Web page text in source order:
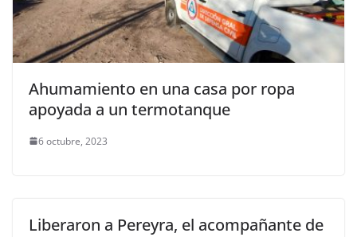
Ahumamiento en una casa por ropa
apoyada a un termotanque
6 octubre, 2023
Liberaron a Pereyra, el acompañante de